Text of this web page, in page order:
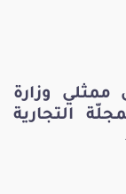
ممثلي وزارة
411 من المجلّة التجارية